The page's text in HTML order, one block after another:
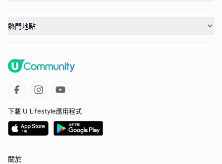
熱門地點
下載 U Lifestyle應用程式
關於